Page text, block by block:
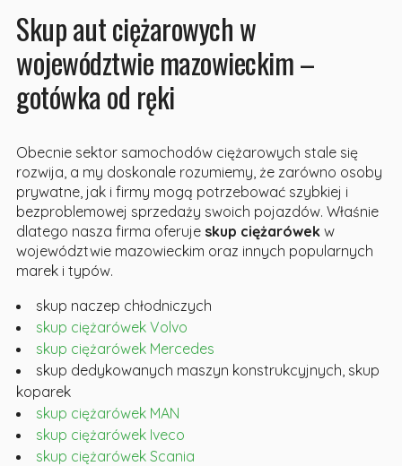
Skup aut ciężarowych w
województwie mazowieckim –
gotówka od ręki
Obecnie sektor samochodów ciężarowych stale się
rozwija, a my doskonale rozumiemy, że zarówno osoby
prywatne, jak i firmy mogą potrzebować szybkiej i
bezproblemowej sprzedaży swoich pojazdów. Właśnie
dlatego nasza firma oferuje skup ciężarówek w
województwie mazowieckim oraz innych popularnych
marek i typów.
skup naczep chłodniczych
skup ciężarówek Volvo
skup ciężarówek Mercedes
skup dedykowanych maszyn konstrukcyjnych, skup
koparek
skup ciężarówek MAN
skup ciężarówek Iveco
skup ciężarówek Scania